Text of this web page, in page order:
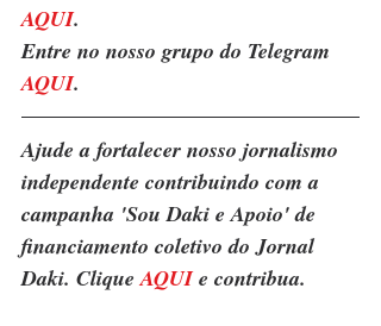
AQUI.
Entre no nosso grupo do Telegram
AQUI.
Ajude a fortalecer nosso jornalismo
independente contribuindo com a
campanha 'Sou Daki e Apoio' de
financiamento coletivo do Jornal
Daki. Clique AQUI e contribua.